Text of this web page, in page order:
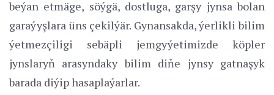
beýan etmäge, söýgä, dostluga, garşy jynsa bolan
garaýyşlara üns çekilýär. Gynansakda, ýerlikli bilim
ýetmezçiligi sebäpli jemgyýetimizde köpler
jynslaryň arasyndaky bilim diňe jynsy gatnaşyk
barada diýip hasaplaýarlar.